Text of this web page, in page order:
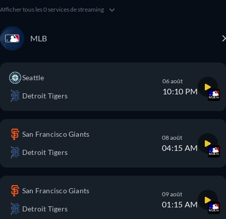
Afficher tous les 0 services de streaming
MLB
Seattle
Detroit Tigers
06 août
10:10 PM
San Francisco Giants
Detroit Tigers
08 août
04:15 AM
San Francisco Giants
Detroit Tigers
09 août
01:15 AM